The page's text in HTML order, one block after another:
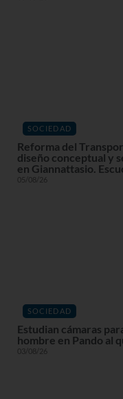
SOCIEDAD
Reforma del
diseño conceptual y
en Giannattasio.
05/08/26
SOCIEDAD
Estudian cámaras
hombre en Pando al
03/08/26